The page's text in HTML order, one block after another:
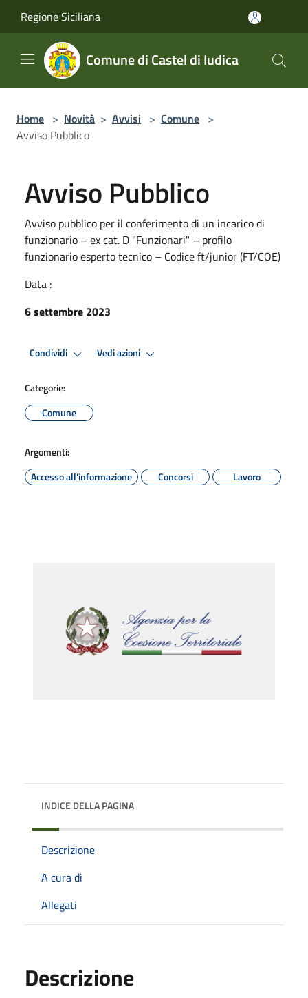
Regione Siciliana
Comune di Castel di Iudica
Home > Novità > Avvisi > Comune >
Avviso Pubblico
Avviso Pubblico
Avviso pubblico per il conferimento di un incarico di
funzionario – ex cat. D "Funzionari" – profilo
funzionario esperto tecnico – Codice ft/junior (FT/COE)
Data :
6 settembre 2023
Condividi Vedi azioni
Categorie:
Comune
Argomenti:
Accesso all'informazione
Concorsi Lavoro
INDICE DELLA PAGINA
Descrizione
A cura di
Allegati
Descrizione